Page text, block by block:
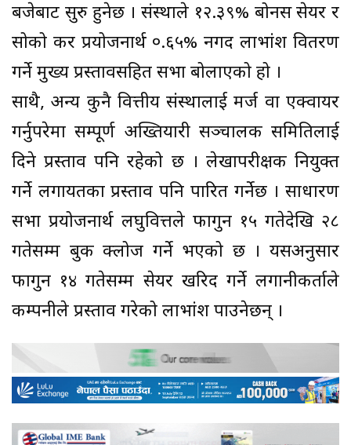
बजेबाट सुरु हुनेछ । संस्थाले १२.३९% बोनस सेयर र
सोको कर प्रयोजनार्थ ०.६५% नगद लाभांश वितरण
गर्ने मुख्य प्रस्तावसहित सभा बोलाएको हो ।
साथै, अन्य कुनै वित्तीय संस्थालाई मर्ज वा एक्वायर
गर्नुपरेमा सम्पूर्ण अख्तियारी सञ्चालक समितिलाई
दिने प्रस्ताव पनि रहेको छ । लेखापरीक्षक नियुक्त
गर्ने लगायतका प्रस्ताव पनि पारित गर्नेछ । साधारण
सभा प्रयोजनार्थ लघुवित्तले फागुन १५ गतेदेखि २८
गतेसम्म बुक क्लोज गर्ने भएको छ । यसअनुसार
फागुन १४ गतेसम्म सेयर खरिद गर्ने लगानीकर्ताले
कम्पनीले प्रस्ताव गरेको लाभांश पाउनेछन् ।